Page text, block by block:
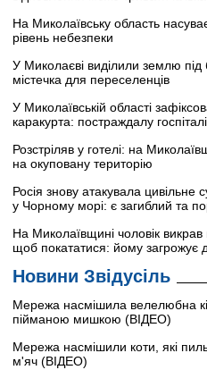
На Миколаївську область
рівень небезпеки
У Миколаєві виділили землю під
містечка для переселенців
У Миколаївській області
каракурта: постраждалу
Розстріляв у готелі: на
на окуповану територію
Росія знову атакувала
у Чорному морі: є загиблий та
На Миколаївщині чоловік
щоб покататися: йому загрожує
Новини Звідусіль
Мережа насмішила велелюбна
пійманою мишкою (ВІДЕО)
Мережа насмішили коти, які
м'яч (ВІДЕО)